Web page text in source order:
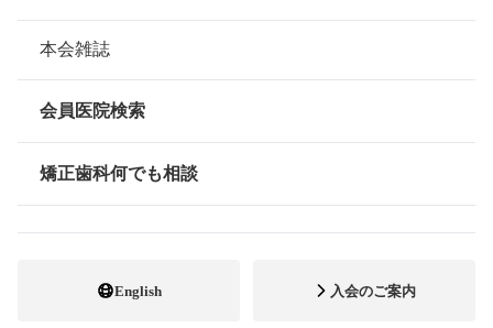
組織について
本会の歴史
情報公開
矯正歯科治療について
本会雑誌
会員医院検索
矯正歯科何でも相談
English 入会のご案内
2018年10月吉日
第14回ブレーススマイルコンテスト
入賞作品発表
公益社団法人 日本臨床矯正歯科医会